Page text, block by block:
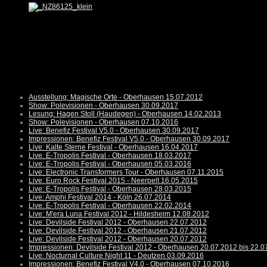
Ausstellung: Magische Orte - Oberhausen 15.07.2012
Show: Polevisionen - Oberhausen 30.09.2017
Lesung: Hagen Stoll (Haudegen) - Oberhausen 14.02.2013
Show: Polevisionen - Oberhausen 07.10.2016
Live: Benefiz Festival V5.0 - Oberhausen 30.09.2017
Impressionen: Benefiz Festival V5.0 - Oberhausen 30.09.2017
Live: Kalte Sterne Festival - Oberhausen 16.04.2017
Live: E-Tropolis Festival - Oberhausen 18.03.2017
Live: E-Tropolis Festival - Oberhausen 05.03.2016
Live: Electronic Transformers Tour - Oberhausen 07.11.2015
Live: Euro Rock Festival 2015 - Neerpelt 16.05.2015
Live: E-Tropolis Festival - Oberhausen 28.03.2015
Live: Amphi Festival 2014 - Köln 26.07.2014
Live: E-Tropolis Festival - Oberhausen 22.02.2014
Live: M'era Luna Festival 2012 - Hildesheim 12.08.2012
Live: Devilside Festival 2012 - Oberhausen 22.07.2012
Live: Devilside Festival 2012 - Oberhausen 21.07.2012
Live: Devilside Festival 2012 - Oberhausen 20.07.2012
Impressionen: Devilside Festival 2012 - Oberhausen 20.07.2012 bis
Live: Nocturnal Culture Night 11 - Deutzen 03.09.2016
Impressionen: Benefiz Festival V4.0 - Oberhausen 07.10.2016